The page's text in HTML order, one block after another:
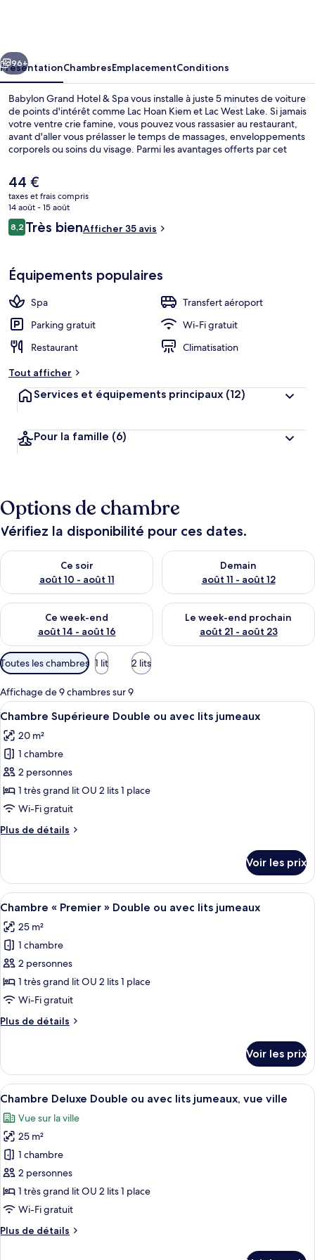
Spa
Suivant
96+
PrésentationChambresEmplacementConditions
Babylon Grand Hotel & Spa vous installe à juste 5 minutes de voiture
de points d'intérêt comme Lac Hoan Kiem et Lac West Lake. Si jamais
votre ventre crie famine, vous pouvez vous rassasier au restaurant,
avant d'aller vous prélasser le temps de massages, enveloppements
corporels ou soins du visage. Parmi les avantages offerts par cet
Le
prix
actuel
est
de
44 €
taxes et frais compris
14 août - 15 août
Avis
voyageurs
8,28,2 sur 10
Très bienAfficher 35 avis
Équipements populaires
Spa
Transfert aéroport
Parking gratuit
Wi-Fi gratuit
Restaurant
Climatisation
Tout afficher
Services et équipements principaux (12)
Pour la famille (6)
Options de chambre
Vérifiez la disponibilité pour ces dates.
Ce soir
août 10 - août 11
Vérifier la disponibilité pour ce soir août 10 - août 11
Demain
août 11 - août 12
Vérifier la disponibilité pour
Ce week-end
août 14 - août 16
Vérifier la disponibilité pour ce week-end août 14 - août 16
Le week-end prochain
août 21 - août 23
Vérifier la disponibilité pour
Filtres
disponibles
pour
les
chambres
Toutes les chambres 1 lit 2 lits
Affichage de 9 chambres sur 9
Afficher
toutes
les
photos
pour
ce
type
chambre :
Double
ou
avec
lits
jumeaux
Chambre Supérieure Double ou
14
Chambre Supérieure Double ou avec lits jumeaux
20 m²
1 chambre
2 personnes
1 très grand lit OU 2 lits 1 place
Wi-Fi gratuit
Plus de détails
Plus
le
type
de
Chambre
Supérieure
Double
ou
avec
lits
jumeaux
Voir les prix
Afficher
toutes
les
photos
pour
ce
type
chambre :
Premier
»
Double
ou
avec
lits
jumeaux
Chambre « Premier » Double ou
15
Chambre « Premier » Double ou avec lits jumeaux
25 m²
1 chambre
2 personnes
1 très grand lit OU 2 lits 1 place
Wi-Fi gratuit
Plus de détails
Plus
le
type
de
Chambre
«
Premier
Double
ou
avec
lits
Voir les prix
Afficher
toutes
les
photos
pour
ce
type
de
chambre :
Chambre
Chambre Deluxe Double ou avec
17
Chambre Deluxe Double ou avec lits jumeaux, vue ville
Vue sur la ville
25 m²
1 chambre
2 personnes
1 très grand lit OU 2 lits 1 place
Wi-Fi gratuit
Plus de détails
Plus